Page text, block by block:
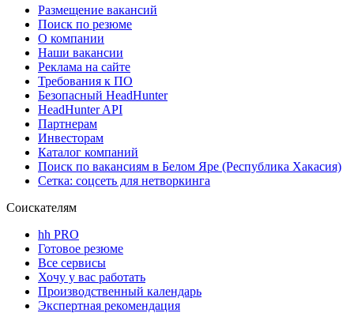
Размещение вакансий
Поиск по резюме
О компании
Наши вакансии
Реклама на сайте
Требования к ПО
Безопасный HeadHunter
HeadHunter API
Партнерам
Инвесторам
Каталог компаний
Поиск по вакансиям в Белом Яре (Республика Хакасия)
Сетка: соцсеть для нетворкинга
Соискателям
hh PRO
Готовое резюме
Все сервисы
Хочу у вас работать
Производственный календарь
Экспертная рекомендация